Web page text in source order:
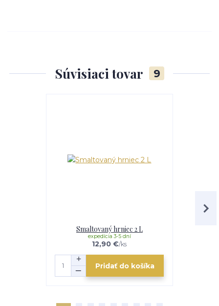
Súvisiaci tovar 9
Smaltovaný hrniec 2 L
12,90 €/ks
expedícia 3-5 dní
Pridať do košíka